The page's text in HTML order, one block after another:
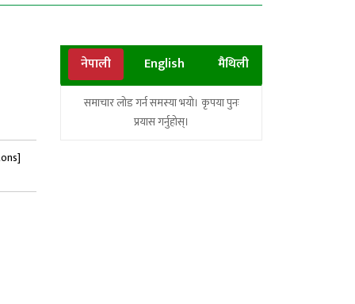
नेपाली English मैथिली
समाचार लोड गर्न समस्या भयो। कृपया पुनः
प्रयास गर्नुहोस्।